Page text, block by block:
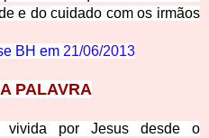
e do cuidado com os irmãos
BH em 21/06/2013
PALAVRA
vivida por Jesus desde o